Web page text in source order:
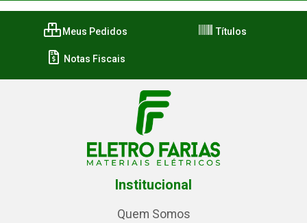
Meus Pedidos Títulos
Notas Fiscais
Institucional
Quem Somos